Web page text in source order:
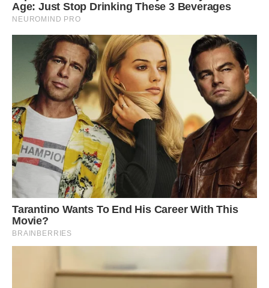
Аж ось одного ранку, коли я саме виставляла на столи
свіжі сирники для гостей і заварювала напій, до брами
підкотив новий блискучий «Лексус». З нього вийшли двоє
молодих чоловіків у таких костюмах, що я відразу
зрозуміла — то не туристи. У них в очах був не захват від
гір, а холодний блиск цифр.
Вони впевнено ходили по подвір’ю, тицяли пальцями в
Степанову терасу, робили якісь замітки в планшетах. Я
вийшла до них, витираючи руки об фартух: «Ви до кого,
панове? У нас броні немає вільних, все розписано до
кінця сезону».
золотим годинником. — Ми представники нового
власника, фірми з Києва. Приїхали акт прийому-передачі